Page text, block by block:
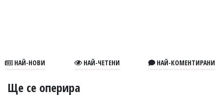
В
НАЙ-НОВИ НАЙ-ЧЕТЕНИ НАЙ-КОМЕНТИРАНИ
Ще се оперира